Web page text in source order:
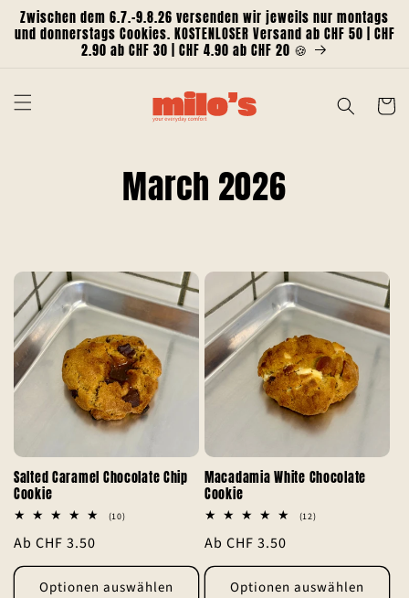
zum
Inhalt
Zwischen dem 6.7.-9.8.26 versenden wir jeweils nur montags
und donnerstags Cookies. KOSTENLOSER Versand ab CHF 50 | CHF
2.90 ab CHF 30 | CHF 4.90 ab CHF 20 🍪
K
t
e
g
o
r
i
e
:
March 2026
Salted Caramel Chocolate Chip
Cookie
(10)10
Normaler
Preis
Ab CHF 3.50
Optionen auswählen
Macadamia White Chocolate
Cookie
(12)12
Normaler
Preis
Ab CHF 3.50
Optionen auswählen